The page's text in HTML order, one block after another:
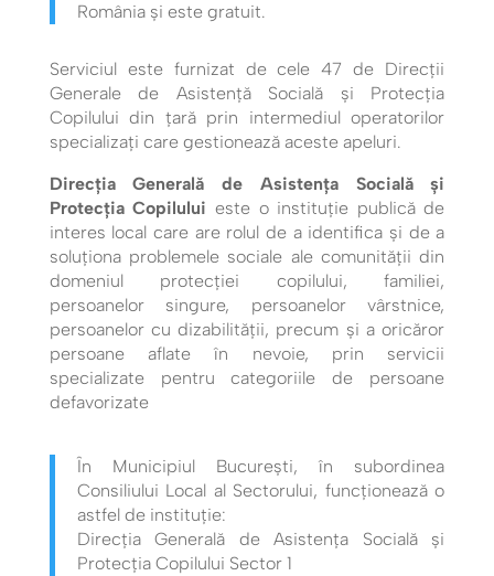
România și este gratuit.
Serviciul este furnizat de cele 47 de Direcţii
Generale de Asistenţă Socială şi Protecţia
Copilului din țară prin intermediul operatorilor
specializați care gestionează aceste apeluri.
Direcţia Generală de Asistenţa Socială şi
Protecţia Copilului este o instituţie publică de
interes local care are rolul de a identifica şi de a
soluţiona problemele sociale ale comunităţii din
domeniul protecţiei copilului, familiei,
persoanelor singure, persoanelor vârstnice,
persoanelor cu dizabilității, precum şi a oricăror
persoane aflate în nevoie, prin servicii
specializate pentru categoriile de persoane
defavorizate
În Municipiul București, în subordinea
Consiliului Local al Sectorului, funcționează o
astfel de instituție:
Direcţia Generală de Asistenţa Socială şi
Protecţia Copilului Sector 1